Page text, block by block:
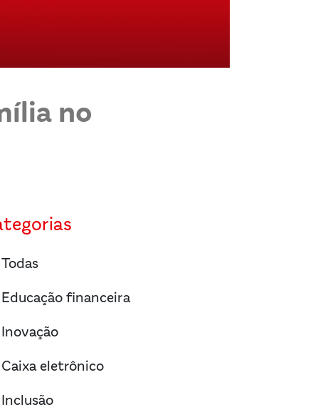
no
Todas
Educação financeira
Inovação
Caixa eletrônico
Inclusão